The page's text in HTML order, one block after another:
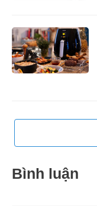
Bình luận